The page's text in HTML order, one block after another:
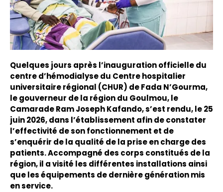
Quelques jours après l’inauguration officielle du
centre d’hémodialyse du Centre hospitalier
universitaire régional (CHUR) de Fada N’Gourma,
le gouverneur de la région du Goulmou, le
Camarade Ram Joseph Kafando, s’est rendu, le 25
juin 2026, dans l’établissement afin de constater
l’effectivité de son fonctionnement et de
s’enquérir de la qualité de la prise en charge des
patients. Accompagné des corps constitués de la
région, il a visité les différentes installations ainsi
que les équipements de dernière génération mis
en service.